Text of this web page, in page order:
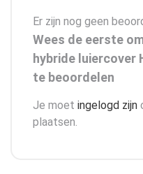
Er zijn nog geen
Wees de eerste
hybride luiercover
te beoordelen
Je moet ingelogd zijn
plaatsen.